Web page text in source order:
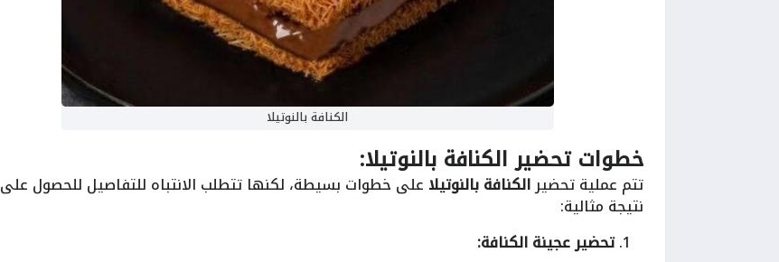
الكنافة بالنوتيلا
خطوات تحضير الكنافة بالنوتيلا:
تتم عملية تحضيرالكنافة بالنوتيلا على خطوات بسيطة، لكنها تتطلب الانتباه للتفاصيل للحصول على
نتيجة مثالية:
تحضير عجينة الكنافة: